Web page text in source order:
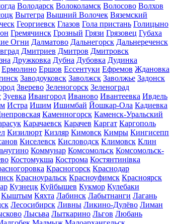
Володарск Волоколамск Волосово Волхов
Вытегра Вышний Волочек Вяземский
Георгиевск Глазов Гола пристань Голицыно
Гремячинск Грозный Грязи Грязовец Губаха
Огни Далматово Дальнегорск Дальнереченск
Дмитриев Дмитров Дмитровск
Дружковка Дубна Дубовка Дудинка
Ермолино Ершов Ессентуки Ефремов Ждановка
Заводоуковск Заволжск Заволжье Задонск
Зверево Зеленогорск Зеленоград
Зуевка Ивангород Иваново Ивантеевка Ивдель
Истра Ишим Ишимбай Йошкар-Ола Кадиевка
Каменногорск Каменск-Уральский
Карачаевск Карачев Каргат Каргополь
Кизилюрт Кизляр Кимовск Кимры Кингисепп
Киселевск Кисловодск Климовск Клин
Коммунар Комсомольск Комсомольск-
Костомукша Кострома Костянтинівка
Красногорск Краснодар
Красноуральск Красноуфимск Красноярск
Кузнецк Куйбышев Кукмор Кулебаки
Кыштым Кяхта Лабинск Лабытнанги Лагань
Лесосибирск Ливны Ликино-Дулёво Лиман
Лысьва Лыткарино Льгов Любань